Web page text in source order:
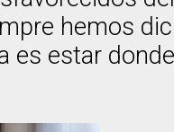
hemos
es estar